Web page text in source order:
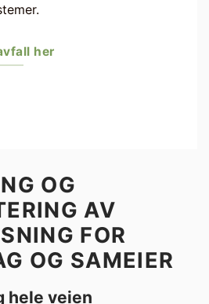
her
OG
AV
FOR
OG SAMEIER
hele veien